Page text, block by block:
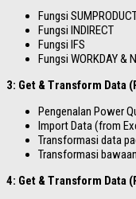
Fungsi
Fungsi INDIRECT
Fungsi IFS
Fungsi WORKDAY &
3: Get & Transform Data
Pengenalan Power
Import Data (from
Transformasi data
Transformasi
4: Get & Transform Data